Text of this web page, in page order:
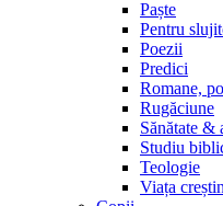
Paște
Pentru
Poezii
Predici
Romane,
Rugăciune
Sănătate &
Studiu
Teologie
Viața